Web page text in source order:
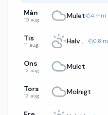
Mån
10 aug. Mulet 4 mm
Tis
11 aug. Halvklart 0.8
Ons
12 aug. Mulet
Tors
13 aug. Molnigt